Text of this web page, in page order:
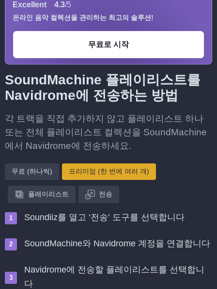
Excellent 4.3/5
온라인 음악 컬렉션을 관리하는 최고의 솔루션!
무료로 시작
SoundMachine 플레이리스트를
Navidrome에 전송하는 방법
각 트랙을 직접 추가하지 않고 플레이리스트 하나
또는 전체 플레이리스트 컬렉션을 SoundMachine
에서 Navidrome에 전송하세요.
무료 (하나씩) 프리미엄 (한 번에 여러 개)
플레이리스트 전송
Soundiiz를 열고 ‘전송’ 도구를 선택합니다
SoundMachine와 Navidrome 계정을 연결합니다
Navidrome에 전송할 플레이리스트를 선택합니
다